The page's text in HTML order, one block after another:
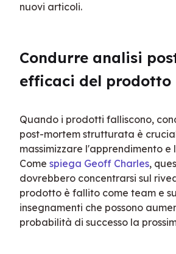
nuovi articoli.
Condurre analisi
efficaci del prodotto
Quando i prodotti falliscono,
post-mortem strutturata è
massimizzare l'apprendimento e
Come spiega Geoff Charles,
dovrebbero concentrarsi sul
prodotto è fallito come team e
insegnamenti che possono
probabilità di successo la